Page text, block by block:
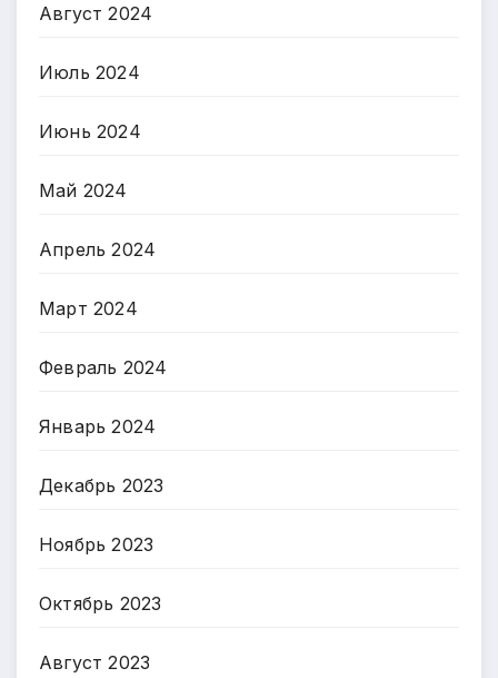
Август 2024
Июль 2024
Июнь 2024
Май 2024
Апрель 2024
Март 2024
Февраль 2024
Январь 2024
Декабрь 2023
Ноябрь 2023
Октябрь 2023
Август 2023